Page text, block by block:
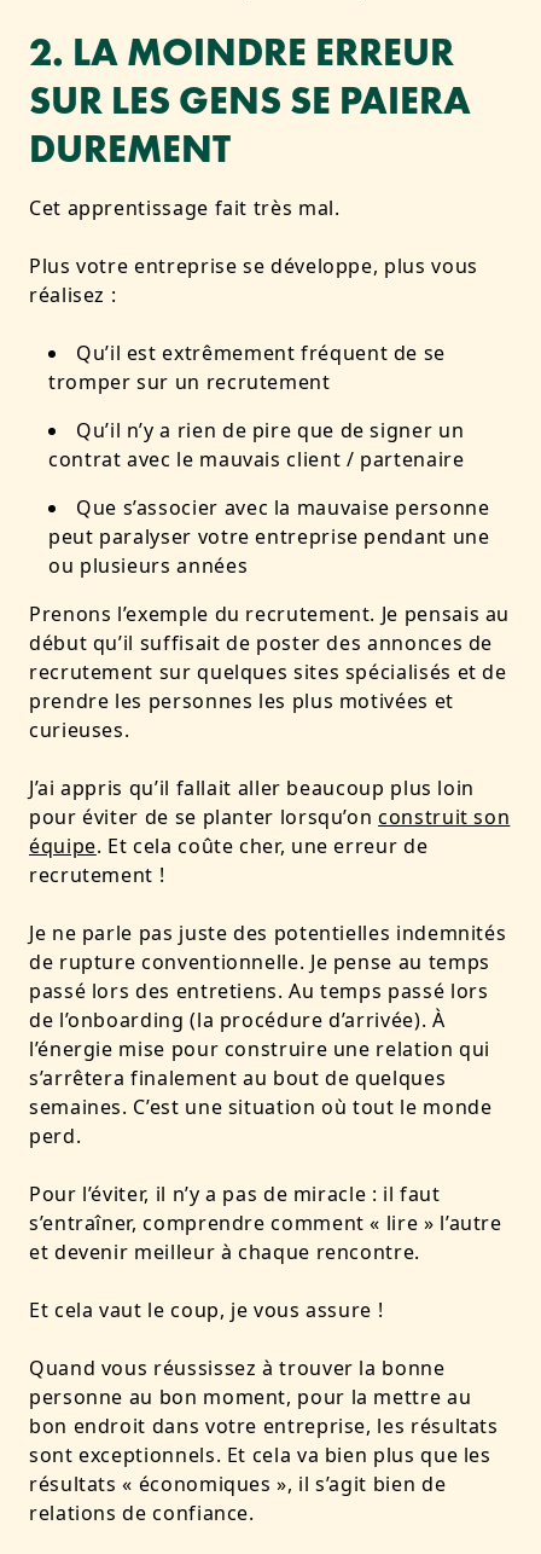
2. LA MOINDRE ERREUR
SUR LES GENS SE PAIERA
DUREMENT
Cet apprentissage fait très mal.
Plus votre entreprise se développe, plus vous
réalisez :
Qu’il est extrêmement fréquent de se
tromper sur un recrutement
Qu’il n’y a rien de pire que de signer un
contrat avec le mauvais client / partenaire
Que s’associer avec la mauvaise personne
peut paralyser votre entreprise pendant une
ou plusieurs années
Prenons l’exemple du recrutement. Je pensais au
début qu’il suffisait de poster des annonces de
recrutement sur quelques sites spécialisés et de
prendre les personnes les plus motivées et
curieuses.
J’ai appris qu’il fallait aller beaucoup plus loin
pour éviter de se planter lorsqu’onconstruit son
équipe. Et cela coûte cher, une erreur de
recrutement !
Je ne parle pas juste des potentielles indemnités
de rupture conventionnelle. Je pense au temps
passé lors des entretiens. Au temps passé lors
de l’onboarding (la procédure d’arrivée). À
l’énergie mise pour construire une relation qui
s’arrêtera finalement au bout de quelques
semaines. C’est une situation où tout le monde
perd.
Pour l’éviter, il n’y a pas de miracle : il faut
s’entraîner, comprendre comment « lire » l’autre
et devenir meilleur à chaque rencontre.
Et cela vaut le coup, je vous assure !
Quand vous réussissez à trouver la bonne
personne au bon moment, pour la mettre au
bon endroit dans votre entreprise, les résultats
sont exceptionnels. Et cela va bien plus que les
résultats « économiques », il s’agit bien de
relations de confiance.